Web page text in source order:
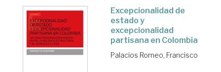
Excepcionalidad de
estado y
excepcionalidad
partisana en Colombia
Palacios Romeo, Francisco